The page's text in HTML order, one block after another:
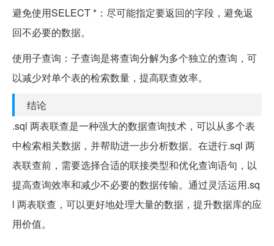
避免使用SELECT *： 尽可能指定要返回的字段，避免返
回不必要的数据。
使用子查询： 子查询是将查询分解为多个独立的查询，可
以减少对单个表的检索数量，提高联查效率。
结论
.sql 两表联查是一种强大的数据查询技术，可以从多个表
中检索相关数据，并帮助进一步分析数据。在进行.sql 两
表联查前，需要选择合适的联接类型和优化查询语句，以
提高查询效率和减少不必要的数据传输。通过灵活运用.sq
l 两表联查，可以更好地处理大量的数据，提升数据库的应
用价值。